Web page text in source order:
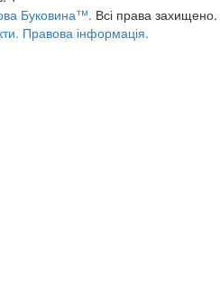
Буковина™. Всі права захищено.
Правова інформація.